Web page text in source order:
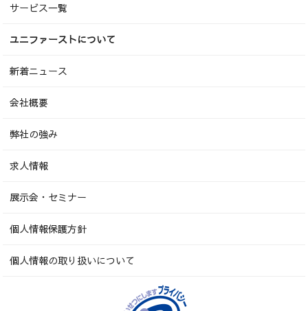
サービス一覧
ユニファーストについて
新着ニュース
会社概要
弊社の強み
求人情報
展示会・セミナー
個人情報保護方針
個人情報の取り扱いについて